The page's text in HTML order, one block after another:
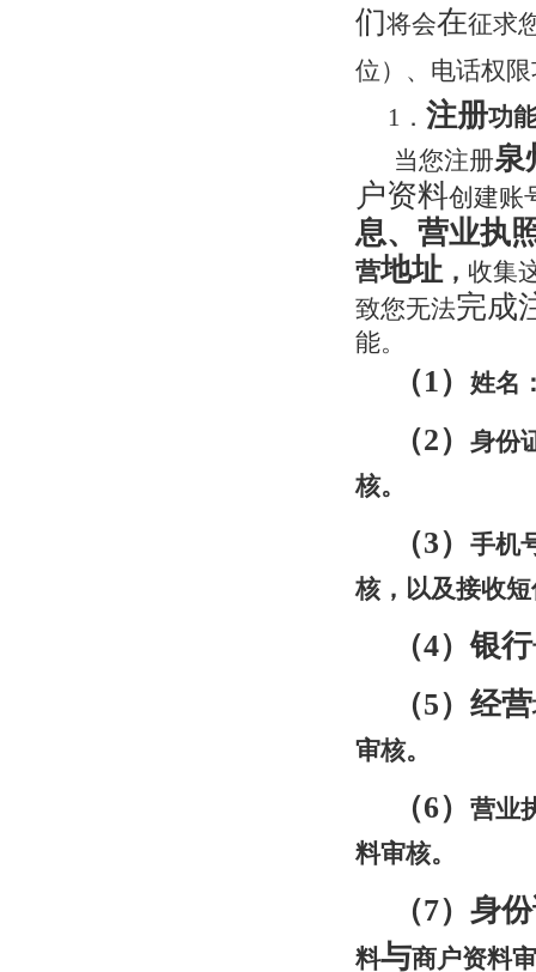
们将会在征求
位）、电话权
1． 注册功
当您注册泉
户资料创建账
息、营业执
营地址， 收集
致您无法完成
能。
（1） 姓名
（2）
身份
核。
（3）
手机
核，以及接收
（4）银行
（5）经营
审核。
（6）
营业
料审核。
（7）身
料与商户资料